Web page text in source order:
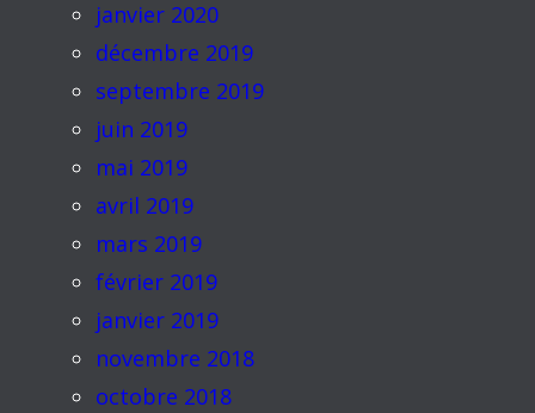
janvier 2020
décembre 2019
septembre 2019
juin 2019
mai 2019
avril 2019
mars 2019
février 2019
janvier 2019
novembre 2018
octobre 2018